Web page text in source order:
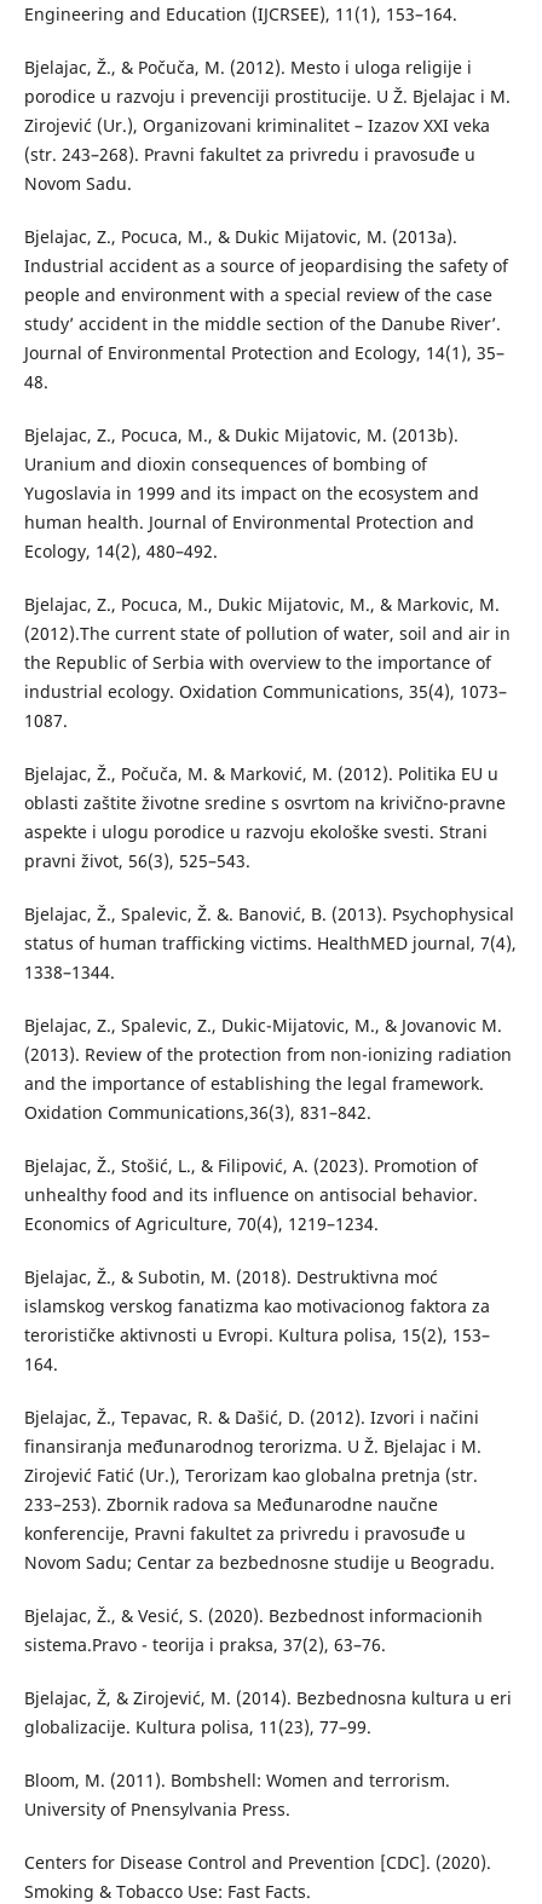
Engineering and Education (IJCRSEE), 11(1), 153–164.
Bjelajac, Ž., & Počuča, M. (2012). Mesto i uloga religije i
porodice u razvoju i prevenciji prostitucije. U Ž. Bjelajac i M.
Zirojević (Ur.), Organizovani kriminalitet – Izazov XXI veka
(str. 243–268). Pravni fakultet za privredu i pravosuđe u
Novom Sadu.
Bjelajac, Z., Pocuca, M., & Dukic Mijatovic, M. (2013a).
Industrial accident as a source of jeopardising the safety of
people and environment with a special review of the case
study’ accident in the middle section of the Danube River’.
Journal of Environmental Protection and Ecology, 14(1), 35–
48.
Bjelajac, Z., Pocuca, M., & Dukic Mijatovic, M. (2013b).
Uranium and dioxin consequences of bombing of
Yugoslavia in 1999 and its impact on the ecosystem and
human health. Journal of Environmental Protection and
Ecology, 14(2), 480–492.
Bjelajac, Z., Pocuca, M., Dukic Mijatovic, M., & Markovic, M.
(2012).The current state of pollution of water, soil and air in
the Republic of Serbia with overview to the importance of
industrial ecology. Oxidation Communications, 35(4), 1073–
1087.
Bjelajac, Ž., Počuča, M. & Marković, M. (2012). Politika EU u
oblasti zaštite životne sredine s osvrtom na krivično-pravne
aspekte i ulogu porodice u razvoju ekološke svesti. Strani
pravni život, 56(3), 525–543.
Bjelajac, Ž., Spalevic, Ž. &. Banović, B. (2013). Psychophysical
status of human trafficking victims. HealthMED journal, 7(4),
1338–1344.
Bjelajac, Z., Spalevic, Z., Dukic-Mijatovic, M., & Jovanovic M.
(2013). Review of the protection from non-ionizing radiation
and the importance of establishing the legal framework.
Oxidation Communications,36(3), 831–842.
Bjelajac, Ž., Stošić, L., & Filipović, A. (2023). Promotion of
unhealthy food and its influence on antisocial behavior.
Economics of Agriculture, 70(4), 1219–1234.
Bjelajac, Ž., & Subotin, M. (2018). Destruktivna moć
islamskog verskog fanatizma kao motivacionog faktora za
terorističke aktivnosti u Evropi. Kultura polisa, 15(2), 153–
164.
Bjelajac, Ž., Tepavac, R. & Dašić, D. (2012). Izvori i načini
finansiranja međunarodnog terorizma. U Ž. Bjelajac i M.
Zirojević Fatić (Ur.), Terorizam kao globalna pretnja (str.
233–253). Zbornik radova sa Međunarodne naučne
konferencije, Pravni fakultet za privredu i pravosuđe u
Novom Sadu; Centar za bezbednosne studije u Beogradu.
Bjelajac, Ž., & Vesić, S. (2020). Bezbednost informacionih
sistema.Pravo - teorija i praksa, 37(2), 63–76.
Bjelajac, Ž, & Zirojević, M. (2014). Bezbednosna kultura u eri
globalizacije. Kultura polisa, 11(23), 77–99.
Bloom, M. (2011). Bombshell: Women and terrorism.
University of Pnensylvania Press.
Centers for Disease Control and Prevention [CDC]. (2020).
Smoking & Tobacco Use: Fast Facts.